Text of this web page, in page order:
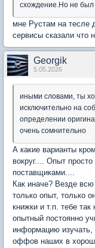
схождение.Но не был
мне Рустам на тесле
сервисы сказали что
Georgik
5.05.2026
иными словами, ты
исключительно на
определении
очень сомнительно
А какие варианты
вокруг.... Опыт
поставщиками....
Как иначе? Везде
только опыт, только
книжки и т.п. тебе так
опытный постоянно
информацию
оффов наших в